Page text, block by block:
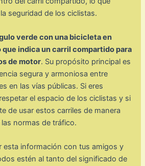
seguridad de los ciclistas.
verde con una bicicleta en
que indica un carril compartido para
de motor. Su propósito principal es
segura y armoniosa entre
en las vías públicas. Si eres
el espacio de los ciclistas y si
de usar estos carriles de manera
normas de tráfico.
esta información con tus amigos y
estén al tanto del significado de